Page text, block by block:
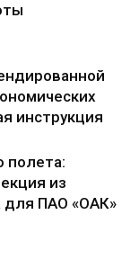
инструкция
полета:
из
для ПАО «ОАК»